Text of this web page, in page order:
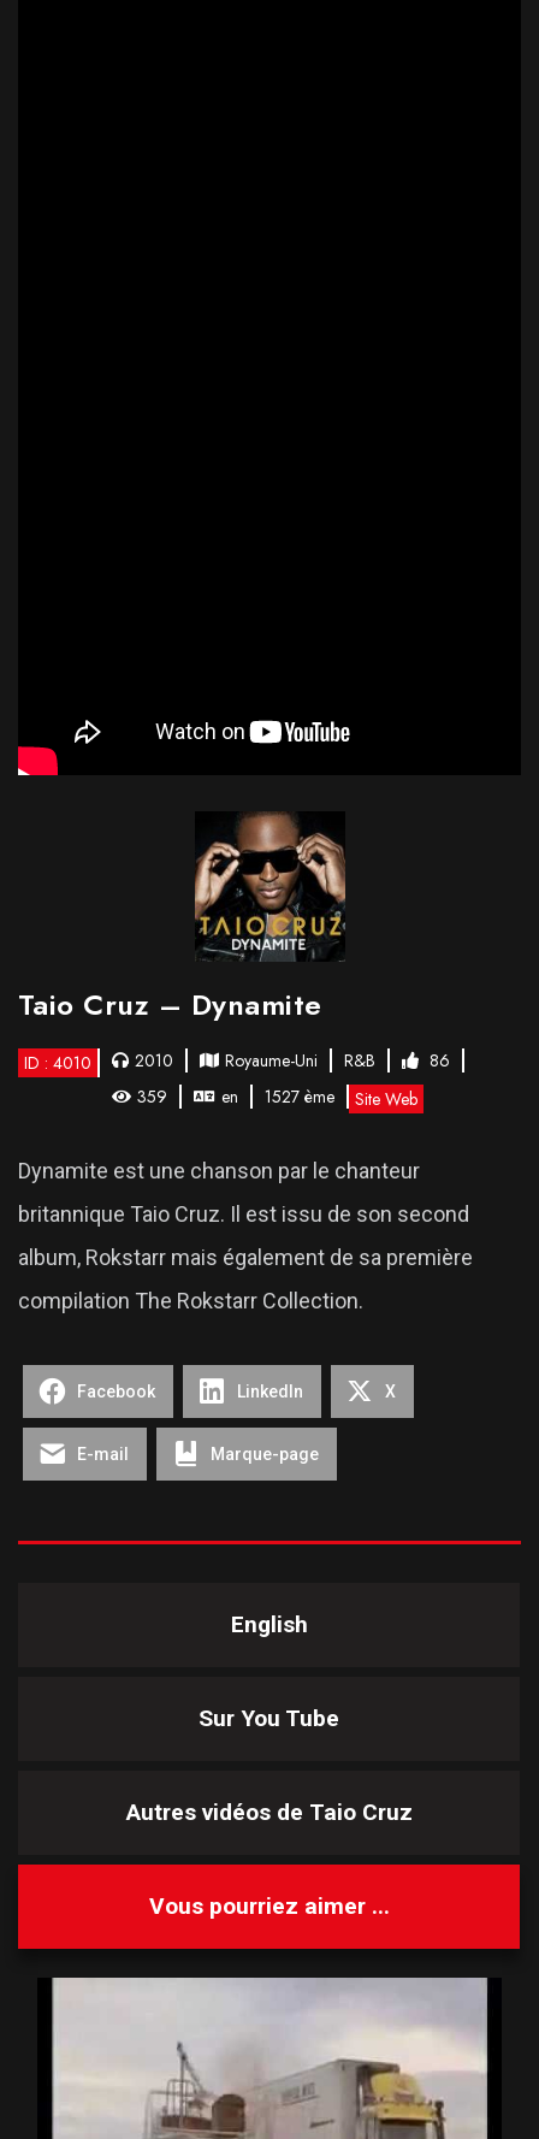
Taio Cruz – Dynamite
ID : 4010 2010 Royaume-Uni R&B
86
359
en 1527 ème Site Web
Dynamite est une chanson par le chanteur
britannique Taio Cruz. Il est issu de son second
album, Rokstarr mais également de sa première
compilation The Rokstarr Collection.
Facebook LinkedIn X
E-mail Marque-page
English
Sur You Tube
Autres vidéos de Taio Cruz
Vous pourriez aimer ...